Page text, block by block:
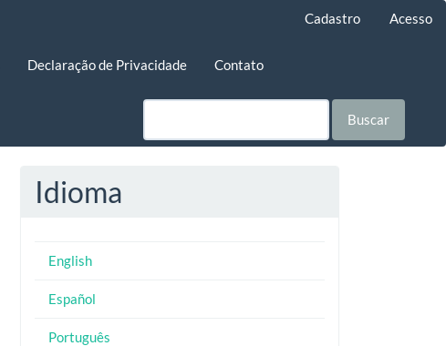
Cadastro Acesso
Declaração de Privacidade Contato
Buscar
Idioma
English
Español
Português